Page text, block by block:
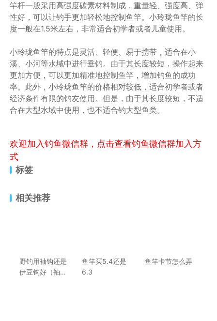
竿杆一般采用高强度碳素材料制成，重量轻、强度高、弹
性好，可以让钓手更加轻松地控制鱼竿。小玲珑鱼竿的长
度一般在1.5米左右，非常适合初学者或者儿童使用。
小玲珑鱼竿的特点是灵活、轻便、易于携带，适合在小
溪、小河等水域中进行垂钓。由于其长度较短，操作起来
更加方便，可以更加精准地控制鱼竿，增加钓鱼的成功
率。此外，小玲珑鱼竿的价格相对较低，适合初学者或者
经济条件有限的钓友使用。但是，由于其长度较短，不适
合在大型水域中使用，也不适合钓大型鱼类。
欢迎加入钓鱼微信群，点击查看钓鱼微信群加入方
式
标签
相关推荐
野钓用袖钩还是
伊豆钩好（袖钩
鱼竿买5.4还是
6.3
鱼竿卡节怎么弄